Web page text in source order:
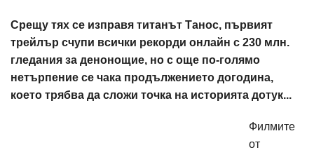
Срещу тях се изправя титанът Танос, първият
трейлър счупи всички рекорди онлайн с 230 млн.
гледания за денонощие, но с още по-голямо
нетърпение се чака продължението догодина,
което трябва да сложи точка на историята дотук...
Филмите
от